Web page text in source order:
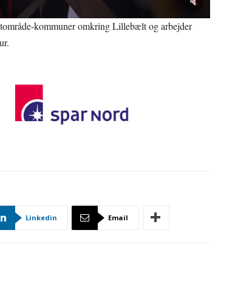
kommuner omkring Lillebælt og arbejder
Linkedin Email